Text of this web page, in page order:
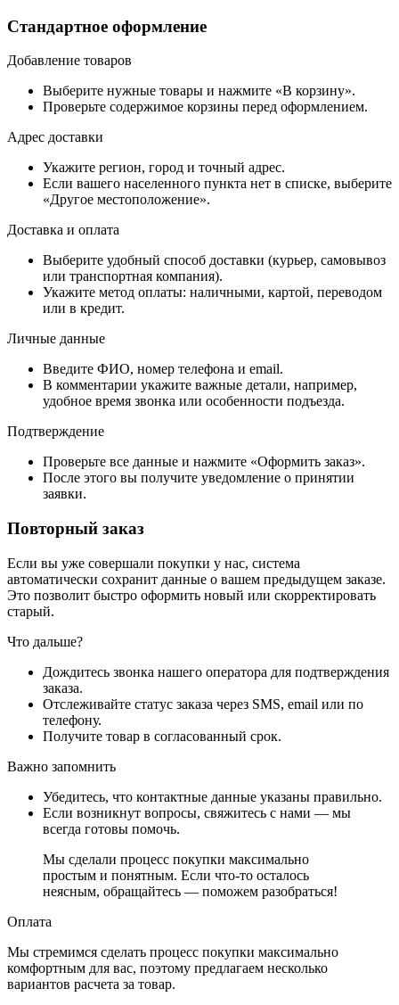
Стандартное оформление
Добавление товаров
Выберите нужные товары и нажмите «В корзину».
Проверьте содержимое корзины перед оформлением.
Адрес доставки
Укажите регион, город и точный адрес.
Если вашего населенного пункта нет в списке, выберите
«Другое местоположение».
Доставка и оплата
Выберите удобный способ доставки (курьер, самовывоз
или транспортная компания).
Укажите метод оплаты: наличными, картой, переводом
или в кредит.
Личные данные
Введите ФИО, номер телефона и email.
В комментарии укажите важные детали, например,
удобное время звонка или особенности подъезда.
Подтверждение
Проверьте все данные и нажмите «Оформить заказ».
После этого вы получите уведомление о принятии
заявки.
Повторный заказ
Если вы уже совершали покупки у нас, система
автоматически сохранит данные о вашем предыдущем заказе.
Это позволит быстро оформить новый или скорректировать
старый.
Что дальше?
Дождитесь звонка нашего оператора для подтверждения
заказа.
Отслеживайте статус заказа через SMS, email или по
телефону.
Получите товар в согласованный срок.
Важно запомнить
Убедитесь, что контактные данные указаны правильно.
Если возникнут вопросы, свяжитесь с нами — мы
всегда готовы помочь.
Мы сделали процесс покупки максимально
простым и понятным. Если что-то осталось
неясным, обращайтесь — поможем разобраться!
Оплата
Мы стремимся сделать процесс покупки максимально
комфортным для вас, поэтому предлагаем несколько
вариантов расчета за товар.